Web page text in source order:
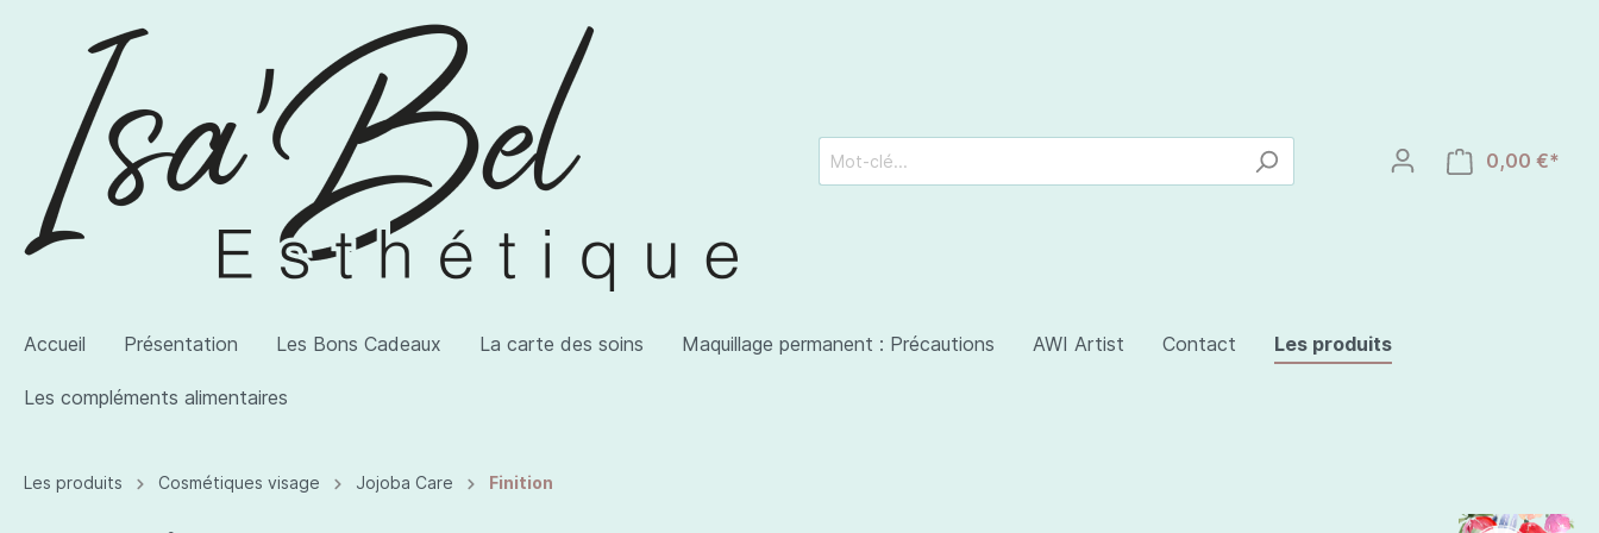
0,00 €*
Accueil Présentation Les Bons Cadeaux La carte des soins Maquillage permanent : Précautions AWI Artist Contact Les produits
Les compléments alimentaires
Voir la catégorie AWI Artist
Voir la catégorie Les produits
Voir la catégorie Les compléments alimentaires
Les produits Cosmétiques visage Jojoba Care Finition